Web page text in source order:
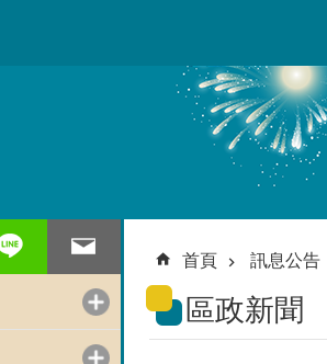
首頁 訊息公告
區政新聞